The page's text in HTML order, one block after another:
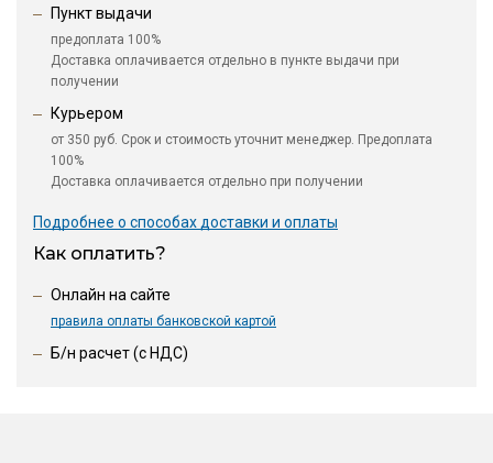
Пункт выдачи
предоплата 100%
Доставка оплачивается отдельно в пункте выдачи при
получении
Курьером
от 350 руб. Срок и стоимость уточнит менеджер. Предоплата
100%
Доставка оплачивается отдельно при получении
Подробнее о способах доставки и оплаты
Как оплатить?
Онлайн на сайте
правила оплаты банковской картой
Б/н расчет (c НДС)